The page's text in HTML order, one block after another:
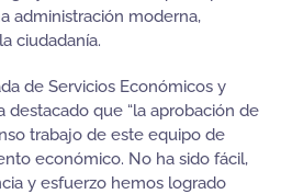
administración moderna,
ciudadanía.
de Servicios Económicos y
destacado que “la aprobación de
trabajo de este equipo de
económico. No ha sido fácil,
y esfuerzo hemos logrado